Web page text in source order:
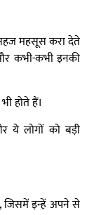
महसूस करा देते
कभी-कभी इनकी
होते हैं।
ये लोगों को बड़ी
जिसमें इन्हें अपने से